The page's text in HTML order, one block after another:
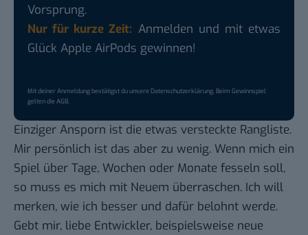
Vorsprung.
Nur für kurze Zeit: Anmelden und mit etwas
Glück Apple AirPods gewinnen!
Mit deiner Anmeldung bestätigst du unsereDatenschutzerklärung. Beim Gewinnspiel
gelten dieAGB.
Einziger Ansporn ist die etwas versteckte Rangliste.
Mir persönlich ist das aber zu wenig. Wenn mich ein
Spiel über Tage, Wochen oder Monate fesseln soll,
so muss es mich mit Neuem überraschen. Ich will
merken, wie ich besser und dafür belohnt werde.
Gebt mir, liebe Entwickler, beispielsweise neue